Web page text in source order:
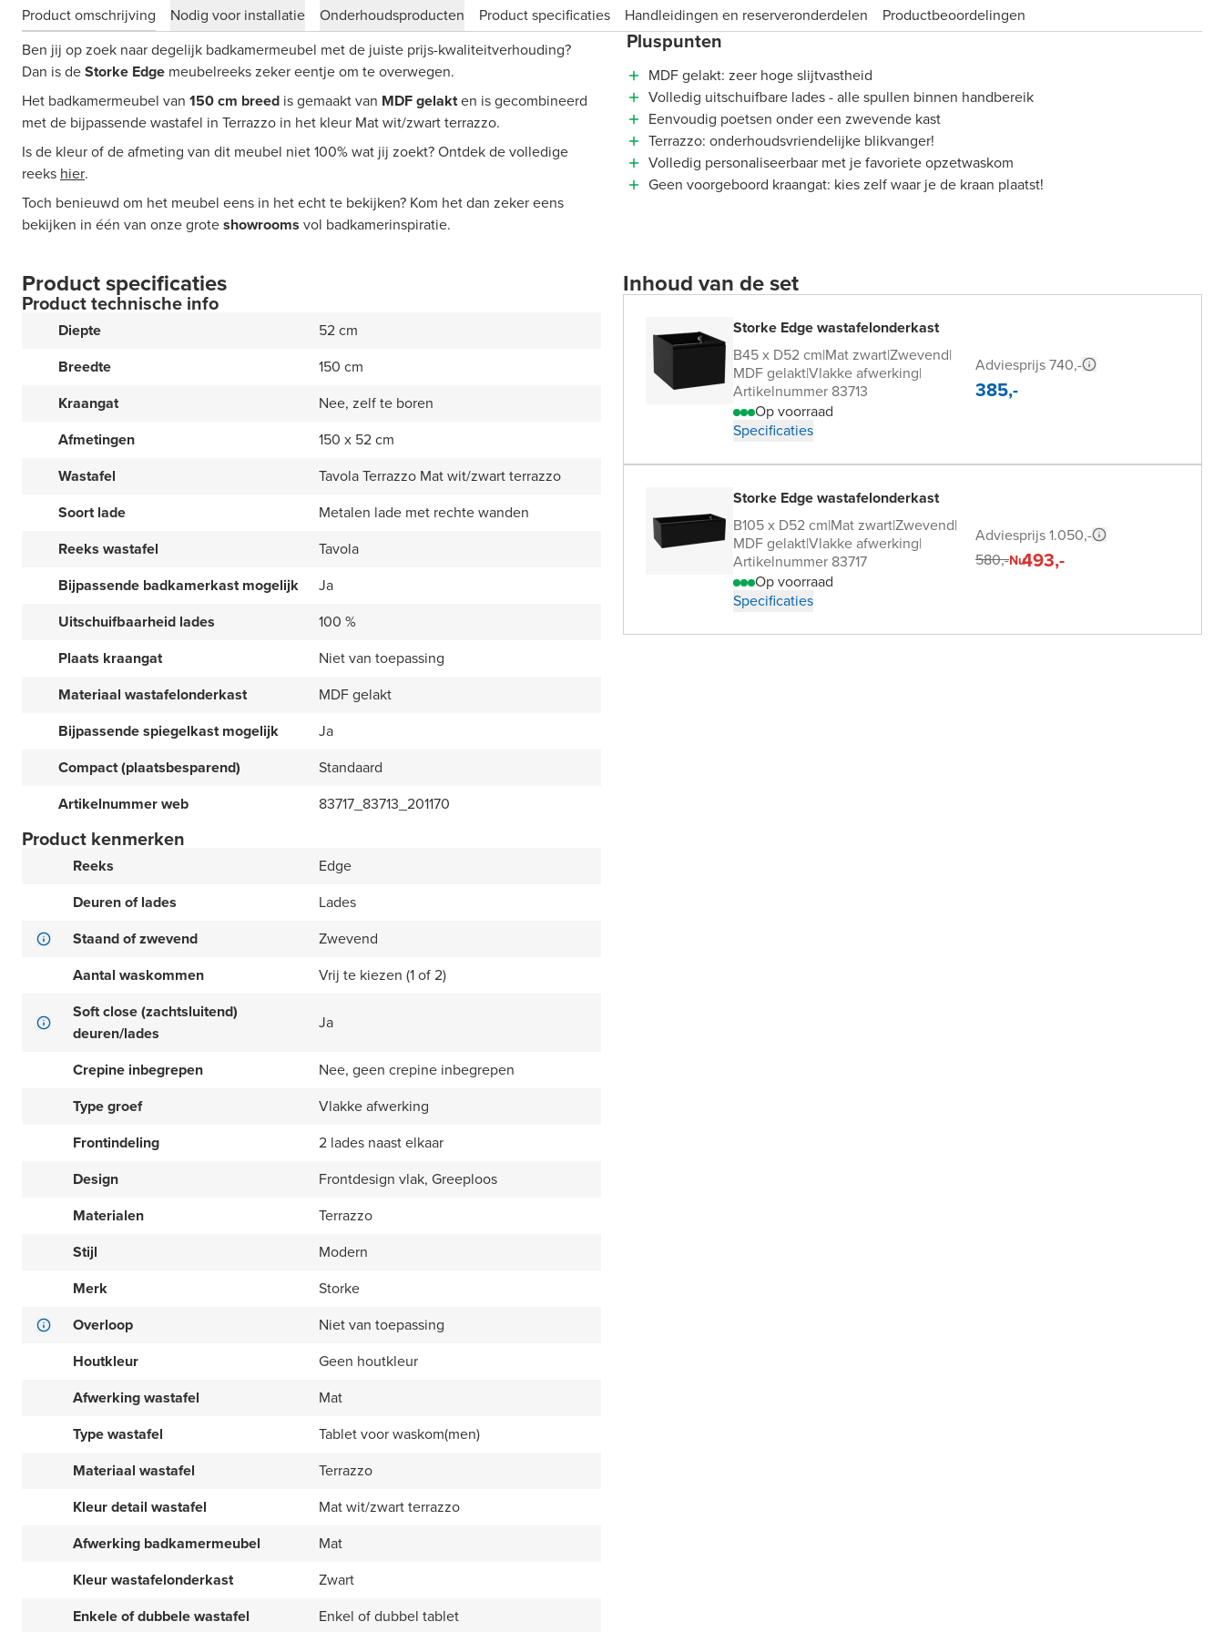
Product omschrijving Nodig voor installatie Onderhoudsproducten Product specificaties Handleidingen en reserveronderdelen
Product­beoordelingen
Ben jij op zoek naar degelijk badkamermeubel met de juiste prijs-kwaliteitverhouding?
Dan is deStorke Edge meubelreeks zeker eentje om te overwegen.
Het badkamermeubel van 150 cm breed is gemaakt van MDF gelakten is gecombineerd
met de bijpassende wastafel in Terrazzo in het kleur Mat wit/zwart terrazzo.
Is de kleur of de afmeting van dit meubel niet 100% wat jij zoekt? Ontdek de volledige
reeks hier.
Toch benieuwd om het meubel eens in het echt te bekijken? Kom het dan zeker eens
bekijken in één van onze groteshowrooms vol badkamerinspiratie.
Pluspunten
MDF gelakt: zeer hoge slijtvastheid
Volledig uitschuifbare lades - alle spullen binnen handbereik
Eenvoudig poetsen onder een zwevende kast
Terrazzo: onderhoudsvriendelijke blikvanger!
Volledig personaliseerbaar met je favoriete opzetwaskom
Geen voorgeboord kraangat: kies zelf waar je de kraan plaatst!
Product specificaties
Product technische info
Diepte
52 cm
Breedte
150 cm
Kraangat
Nee, zelf te boren
Afmetingen
150 x 52 cm
Wastafel
Tavola Terrazzo Mat wit/zwart terrazzo
Soort lade
Metalen lade met rechte wanden
Reeks wastafel
Tavola
Bijpassende badkamerkast mogelijk
Ja
Uitschuifbaarheid lades
100 %
Plaats kraangat
Niet van toepassing
Materiaal wastafelonderkast
MDF gelakt
Bijpassende spiegelkast mogelijk
Ja
Compact (plaatsbesparend)
Standaard
Artikelnummer web
83717_83713_201170
Product kenmerken
Reeks
Edge
Deuren of lades
Lades
Staand of zwevend
Zwevend
Aantal waskommen
Vrij te kiezen (1 of 2)
Soft close (zachtsluitend)
deuren/lades
Ja
Crepine inbegrepen
Nee, geen crepine inbegrepen
Type groef
Vlakke afwerking
Frontindeling
2 lades naast elkaar
Design
Frontdesign vlak, Greeploos
Materialen
Terrazzo
Stijl
Modern
Merk
Storke
Overloop
Niet van toepassing
Houtkleur
Geen houtkleur
Afwerking wastafel
Mat
Type wastafel
Tablet voor waskom(men)
Materiaal wastafel
Terrazzo
Kleur detail wastafel
Mat wit/zwart terrazzo
Afwerking badkamermeubel
Mat
Kleur wastafelonderkast
Zwart
Enkele of dubbele wastafel
Enkel of dubbel tablet
Inhoud van de set
Storke Edge wastafelonderkast
B45 x D52 cm|Mat zwart|Zwevend|
MDF gelakt|Vlakke afwerking|
Artikelnummer 83713
Op voorraad
Specificaties
Adviesprijs 740,-
385,-
Storke Edge wastafelonderkast
B105 x D52 cm|Mat zwart|Zwevend|
MDF gelakt|Vlakke afwerking|
Artikelnummer 83717
Op voorraad
Specificaties
Adviesprijs 1.050,-
580,-Nu493,-